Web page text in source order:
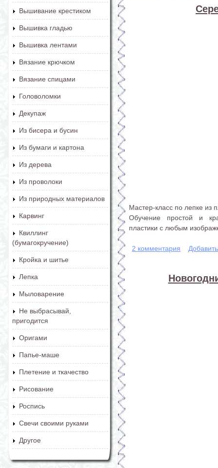
Вышивание крестиком
Вышивка гладью
Вышивка лентами
Вязание крючком
Вязание спицами
Головоломки
Декупаж
Из бисера и бусин
Из бумаги и картона
Из дерева
Из проволоки
Из природных материалов
Карвинг
Квиллинг
(бумагокручение)
Кройка и шитье
Лепка
Мыловарение
Не выбрасывай,
пригодится
Оригами
Папье-маше
Плетение и ткачество
Рисование
Роспись
Свечи своими руками
Другое
Мастер-класс по лепке из
Обучение простой и
пластики с любым
2 комментария